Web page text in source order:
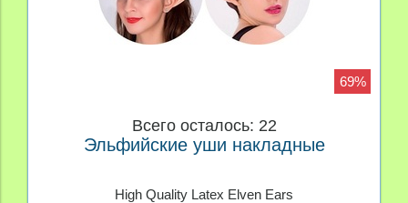
69%
Всего осталось: 22
Эльфийские уши накладные
High Quality Latex Elven Ears